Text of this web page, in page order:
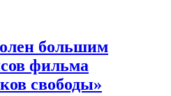
большим
фильма
свободы»